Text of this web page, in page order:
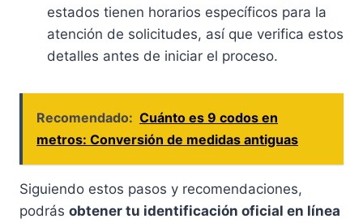
estados tienen horarios específicos para la
atención de solicitudes, así que verifica estos
detalles antes de iniciar el proceso.
Recomendado: Cuánto es 9 codos en
metros: Conversión de medidas antiguas
Siguiendo estos pasos y recomendaciones,
podrás obtener tu identificación oficial en línea